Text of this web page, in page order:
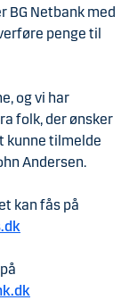
BG Netbank med
penge til
og vi har
folk, der ønsker
kunne tilmelde
Andersen.
kan fås på